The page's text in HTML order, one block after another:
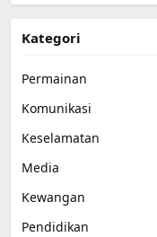
Kategori
Permainan
Komunikasi
Keselamatan
Media
Kewangan
Pendidikan